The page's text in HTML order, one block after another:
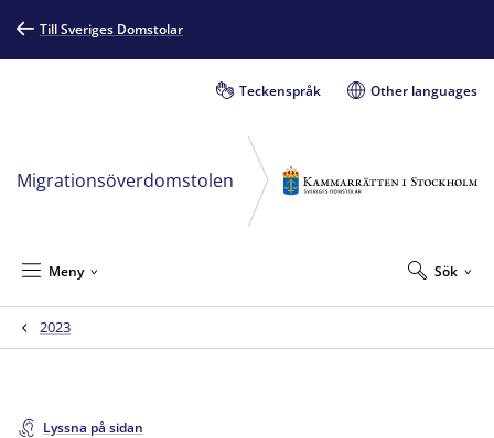
Till Sveriges Domstolar
Teckenspråk Other languages
Migrationsöverdomstolen
Sök
Meny
2023
Lyssna på sidan